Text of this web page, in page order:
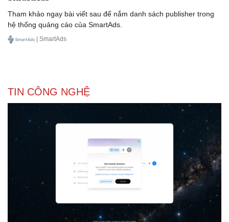
Vì cộng đồng
Tham khảo ngay bài viết sau để nắm danh sách publisher trong
hệ thống quảng cáo của SmartAds.
| SmartAds
TIN CÔNG NGHỆ